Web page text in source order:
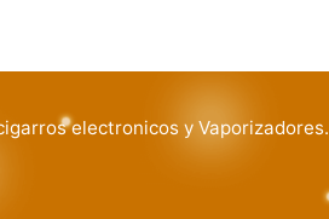
electronicos y Vaporizadores.